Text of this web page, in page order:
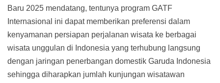
Baru 2025 mendatang, tentunya program GATF
Internasional ini dapat memberikan preferensi dalam
kenyamanan persiapan perjalanan wisata ke berbagai
wisata unggulan di Indonesia yang terhubung langsung
dengan jaringan penerbangan domestik Garuda Indonesia
sehingga diharapkan jumlah kunjungan wisatawan